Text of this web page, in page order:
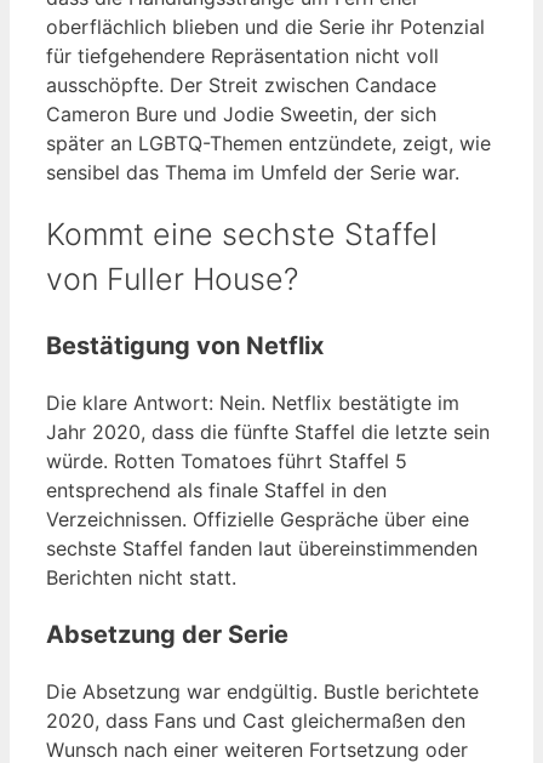
oberflächlich blieben und die Serie ihr Potenzial
für tiefgehendere Repräsentation nicht voll
ausschöpfte. Der Streit zwischen Candace
Cameron Bure und Jodie Sweetin, der sich
später an LGBTQ-Themen entzündete, zeigt, wie
sensibel das Thema im Umfeld der Serie war.
Kommt eine sechste Staffel
von Fuller House?
Bestätigung von Netflix
Die klare Antwort: Nein. Netflix bestätigte im
Jahr 2020, dass die fünfte Staffel die letzte sein
würde. Rotten Tomatoes führt Staffel 5
entsprechend als finale Staffel in den
Verzeichnissen. Offizielle Gespräche über eine
sechste Staffel fanden laut übereinstimmenden
Berichten nicht statt.
Absetzung der Serie
Die Absetzung war endgültig. Bustle berichtete
2020, dass Fans und Cast gleichermaßen den
Wunsch nach einer weiteren Fortsetzung oder